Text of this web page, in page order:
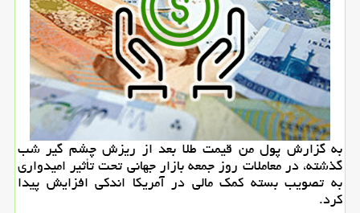
به گزارش پول من قیمت طلا بعد از ریزش چشم گیر شب
گذشته، در معاملات روز جمعه بازار جهانی تحت تأثیر امیدواری
به تصویب بسته كمك مالی در آمریكا اندكی افزایش پیدا
كرد.